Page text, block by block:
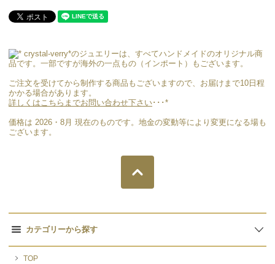
crystal-verry*のジュエリーは、すべてハンドメイドのオリジナル商
品です。一部ですが海外の一点もの（インポート）もございます。
ご注文を受けてから制作する商品もございますので、お届けまで10日程
かかる場合があります。
詳しくはこちらまでお問い合わせ下さい･･･*
価格は 2026・8月 現在のものです。地金の変動等により変更になる場も
ございます。
カテゴリーから探す
TOP